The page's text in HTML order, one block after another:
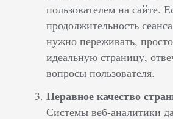
пользователем на сайте.
продолжительность
нужно переживать,
идеальную страницу,
вопросы пользователя.
Неравное качество
Системы веб-аналитики